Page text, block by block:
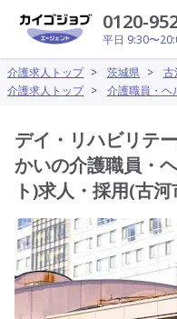
0120-
平日 9:30〜
介護求人トップ > 茨城県 > 古
介護求人トップ > 介護職員・ヘ
デイ・リハビリテ
かいの介護職員・
ト)求人・採用(古